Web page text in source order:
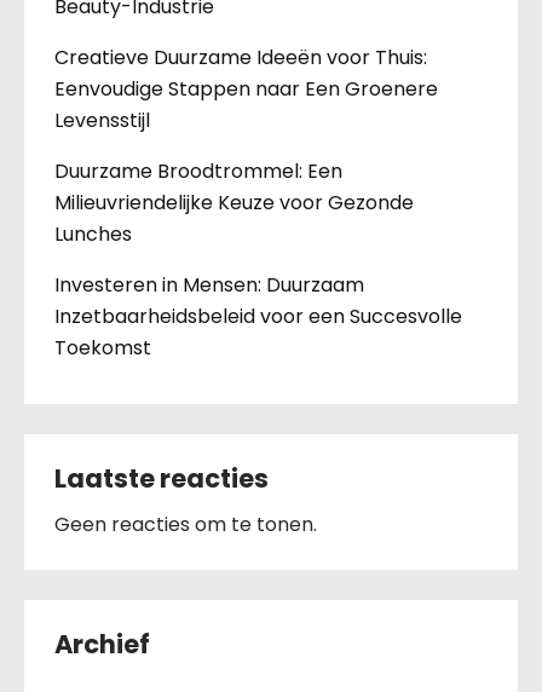
Beauty-Industrie
Creatieve Duurzame Ideeën voor Thuis:
Eenvoudige Stappen naar Een Groenere
Levensstijl
Duurzame Broodtrommel: Een
Milieuvriendelijke Keuze voor Gezonde
Lunches
Investeren in Mensen: Duurzaam
Inzetbaarheidsbeleid voor een Succesvolle
Toekomst
Laatste reacties
Geen reacties om te tonen.
Archief